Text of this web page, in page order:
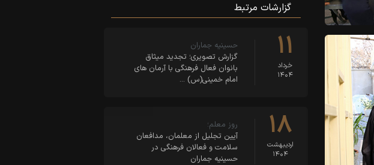
گزارشات مرتبط
۱۱
خرداد
۱۴۰۴
حسینیه جماران
گزارش تصویری؛ تجدید میثاق
بانوان فعال فرهنگی با آرمان های
امام خمینی(س) …
۱۸
اردیبهشت
۱۴۰۴
روز معلم؛
آیین تجلیل از معلمان، مدافعان
سلامت و فعالان فرهنگی در
حسینیه جماران